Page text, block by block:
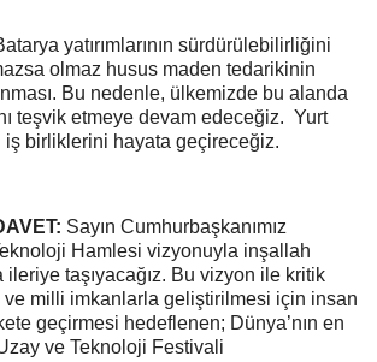
yatırımlarının sürdürülebilirliğini
olmaz husus maden tedarikinin
Bu nedenle, ülkemizde bu alanda
teşvik etmeye devam edeceğiz. Yurt
iş birliklerini hayata geçireceğiz.
Sayın Cumhurbaşkanımız
Hamlesi vizyonuyla inşallah
taşıyacağız. Bu vizyon ile kritik
milli imkanlarla geliştirilmesi için insan
geçirmesi hedeflenen; Dünya’nın en
ve Teknoloji Festivali